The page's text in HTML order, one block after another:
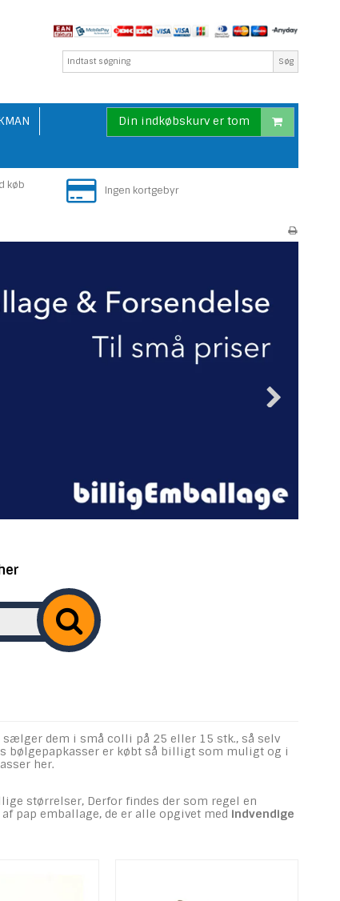
Søg
Din indkøbskurv er tom
køb
Ingen kortgebyr
dem i små colli på 25 eller 15 stk., så selv
bølgepapkasser er købt så billigt som muligt og i
her.
størrelser, Derfor findes der som regel en
pap emballage, de er alle opgivet med indvendige